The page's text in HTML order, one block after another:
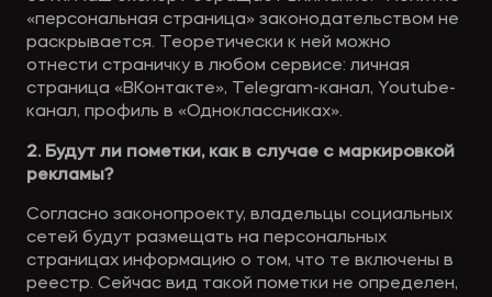
«персональная страница» законодательством не
раскрывается. Теоретически к ней можно
отнести страничку в любом сервисе: личная
страница «ВКонтакте», Telegram-канал, Youtube-
канал, профиль в «Одноклассниках».
2. Будут ли пометки, как в случае с маркировкой
рекламы?
Согласно законопроекту, владельцы социальных
сетей будут размещать на персональных
страницах информацию о том, что те включены в
реестр. Сейчас вид такой пометки не определен,